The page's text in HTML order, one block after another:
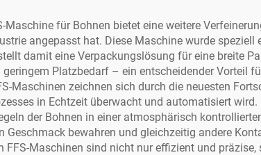
Maschine für Bohnen bietet eine weitere
angepasst hat. Diese Maschine wurde
damit eine Verpackungslösung für eine breite
Platzbedarf – ein entscheidender Vorteil
Maschinen zeichnen sich durch die neuesten
in Echtzeit überwacht und automatisiert
der Bohnen in einer atmosphärisch
Geschmack bewahren und gleichzeitig andere
FFS-Maschinen sind nicht nur effizient und